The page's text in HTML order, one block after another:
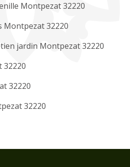
Montpezat 32220
Montpezat 32220
jardin Montpezat 32220
32220
32220
32220